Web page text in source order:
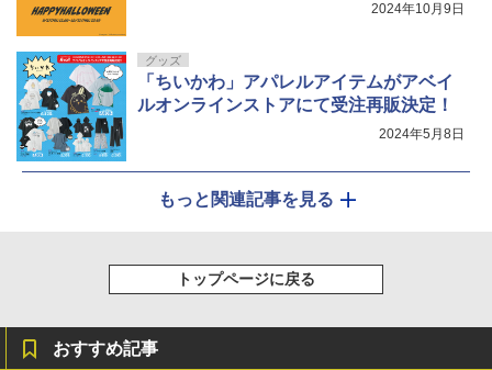
2024年10月9日
グッズ
「ちいかわ」アパレルアイテムがアベイ
ルオンラインストアにて受注再販決定！
2024年5月8日
もっと関連記事を見る
トップページに戻る
おすすめ記事